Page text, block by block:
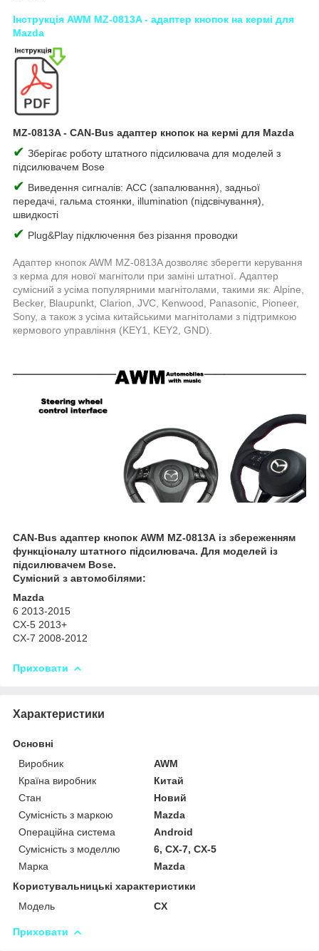
Інструкція AWM MZ-0813A - адаптер кнопок на кермі для
Mazda
MZ-0813A - CAN-Bus адаптер кнопок на кермі для Mazda
✔ Зберігає роботу штатного підсилювача для моделей з
підсилювачем Bose
✔ Виведення сигналів: ACC (запалювання), задньої
передачі, гальма стоянки, illumination (підсвічування),
швидкості
✔ Plug&Play підключення без різання проводки
Адаптер кнопок AWM MZ-0813A дозволяє зберегти керування
з керма для нової магнітоли при заміні штатної. Адаптер
сумісний з усіма популярними магнітолами, такими як: Alpine,
Becker, Blaupunkt, Clarion, JVC, Kenwood, Panasonic, Pioneer,
Sony, а також з усіма китайськими магнітолами з підтримкою
кермового управління (KEY1, KEY2, GND).
CAN-Bus адаптер кнопок AWM MZ-0813A із збереженням
функціоналу штатного підсилювача. Для моделей із
підсилювачем Bose.
Сумісний з автомобілями:
Mazda
6 2013-2015
CX-5 2013+
CX-7 2008-2012
Приховати
Характеристики
Основні
Виробник
AWM
Країна виробник
Китай
Стан
Новий
Сумісність з маркою
Mazda
Операційна система
Android
Сумісність з моделлю
6, CX-7, CX-5
Марка
Mazda
Користувальницькі характеристики
Модель
CX
Приховати